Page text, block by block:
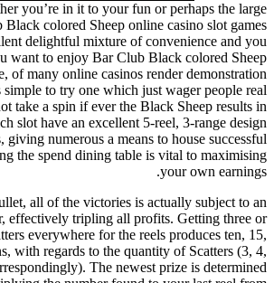
you’re in it to your fun or perhaps the large
colored Sheep online casino slot games
delightful mixture of convenience and you
want to enjoy Bar Club Black colored Sheep
of many online casinos render demonstration
simple to try one which just wager people real
take a spin if ever the Black Sheep results in
slot have an excellent 5-reel, 3-range design
giving numerous a means to house successful
the spend dining table is vital to maximising
your own earnings.
all of the victories is actually subject to an
effectively tripling all profits. Getting three or
everywhere for the reels produces ten, 15,
with regards to the quantity of Scatters (3, 4,
The newest prize is determined